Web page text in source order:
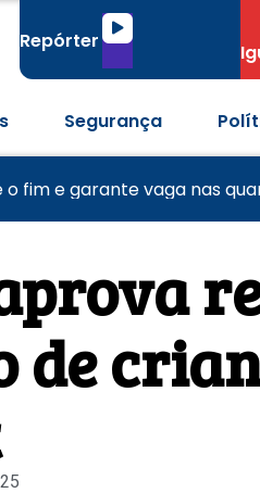
Repórter
Tocador
áudio
Segurança
destruída após
completa 20 anos
fim e garante vaga nas
de